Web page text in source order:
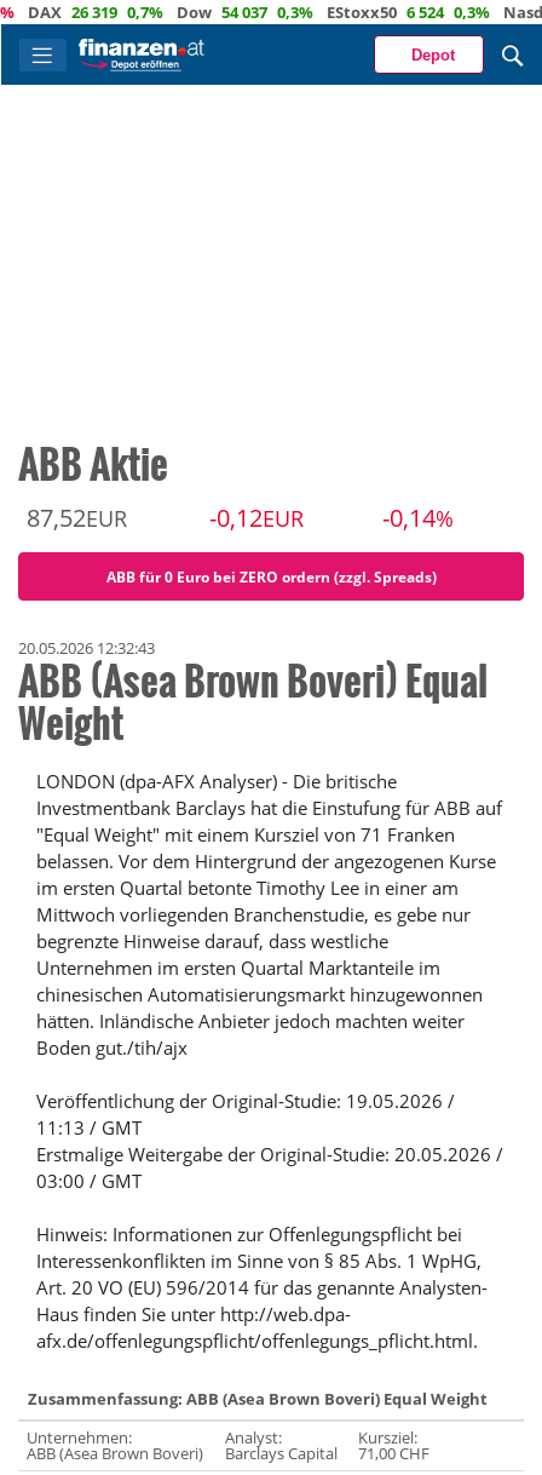
26 319 0,7% Dow 54 037 0,3% EStoxx50 6 524 0,3% Nasdaq
Depot
ABB Aktie
87,52EUR -0,12EUR -0,14%
ABB für 0 Euro bei ZERO ordern (zzgl. Spreads)
20.05.2026 12:32:43
ABB (Asea Brown Boveri) Equal
Weight
LONDON (dpa-AFX Analyser) - Die britische
Investmentbank Barclays hat die Einstufung für ABB auf
"Equal Weight" mit einem Kursziel von 71 Franken
belassen. Vor dem Hintergrund der angezogenen Kurse
im ersten Quartal betonte Timothy Lee in einer am
Mittwoch vorliegenden Branchenstudie, es gebe nur
begrenzte Hinweise darauf, dass westliche
Unternehmen im ersten Quartal Marktanteile im
chinesischen Automatisierungsmarkt hinzugewonnen
hätten. Inländische Anbieter jedoch machten weiter
Boden gut./tih/ajx
Veröffentlichung der Original-Studie: 19.05.2026 /
11:13 / GMT
Erstmalige Weitergabe der Original-Studie: 20.05.2026 /
03:00 / GMT
Hinweis: Informationen zur Offenlegungspflicht bei
Interessenkonflikten im Sinne von § 85 Abs. 1 WpHG,
Art. 20 VO (EU) 596/2014 für das genannte Analysten-
Haus finden Sie unter http://web.dpa-
afx.de/offenlegungspflicht/offenlegungs_pflicht.html.
Zusammenfassung: ABB (Asea Brown Boveri) Equal Weight
Unternehmen:
ABB (Asea Brown Boveri)
Analyst:
Barclays Capital
Kursziel:
71,00 CHF